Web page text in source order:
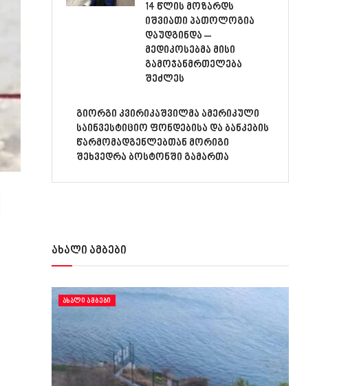
14 წლის მოზარდს
იშვიათი პათოლოგია
დაუდგინდა –
მედიკოსებმა მისი
გამოჯანმრთელება
შეძლეს
გიორგი კვირიკაშვილმა ამერიკული
საინვესტიციო ფონდებისა და ბანკების
წარმომადგენლებთან მორიგი
შეხვედრა ბოსტონში გამართა
ახალი ამბები
ᲐᲮᲐᲚᲘ ᲐᲛᲑᲔᲑᲘ